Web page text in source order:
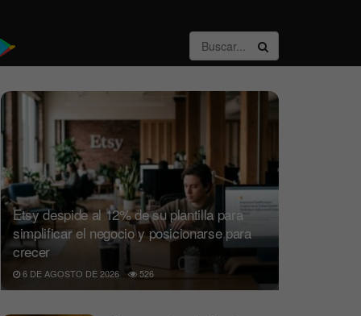
Etsy despide al 12% de su plantilla para
simplificar el negocio y posicionarse para
crecer
6 DE AGOSTO DE 2026 526